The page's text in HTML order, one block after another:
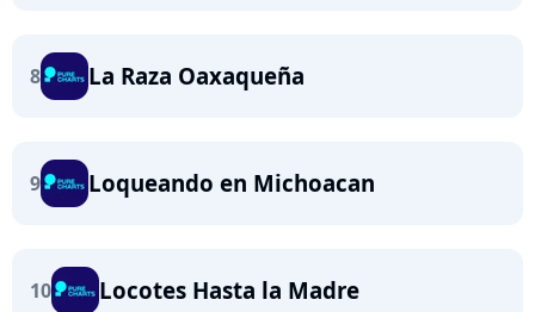
8 La Raza Oaxaqueña
9 Loqueando en Michoacan
10 Locotes Hasta la Madre